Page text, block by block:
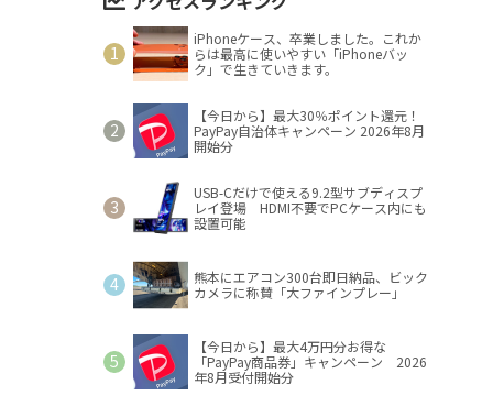
iPhoneケース、卒業しました。これか
らは最高に使いやすい「iPhoneバッ
ク」で生きていきます。
【今日から】最大30％ポイント還元！
PayPay自治体キャンペーン 2026年8月
開始分
USB-Cだけで使える9.2型サブディスプ
レイ登場 HDMI不要でPCケース内にも
設置可能
熊本にエアコン300台即日納品、ビック
カメラに称賛「大ファインプレー」
【今日から】最大4万円分お得な
「PayPay商品券」キャンペーン 2026
年8月受付開始分